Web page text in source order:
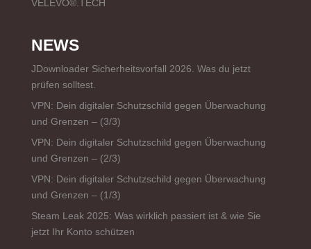
VELEVO®.TECH
NEWS
JDownloader Sicherheitsvorfall 2026. Was du jetzt
prüfen solltest.
VPN: Dein digitaler Schutzschild gegen Überwachung
und Grenzen – (3/3)
VPN: Dein digitaler Schutzschild gegen Überwachung
und Grenzen – (2/3)
VPN: Dein digitaler Schutzschild gegen Überwachung
und Grenzen – (1/3)
Steam Leak 2025: Was wirklich passiert ist & wie Sie
jetzt Ihr Konto schützen